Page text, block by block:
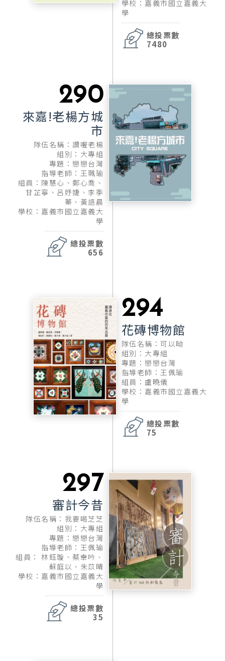
學校：嘉義市國立嘉義大
學
總投票數
7480
290
來嘉!老楊方城
市
隊伍名稱：讚喔老楊
組別：大專組
專題：戀戀台灣
指導老師：王珮瑜
組員：陳慧心、鄭心喬、
甘芷寧、呂妤婕、李季
蓁、黃語晨
學校：嘉義市國立嘉義大
學
總投票數
656
294
花磚博物館
隊伍名稱：可以呦
組別：大專組
專題：戀戀台灣
指導老師：王佩瑜
組員：盧曉儀
學校：嘉義市國立嘉義大
學
總投票數
75
297
審計今昔
隊伍名稱：我要喝芝芝
組別：大專組
專題：戀戀台灣
指導老師：王佩瑜
組員： 林鈺璇、蔡幸吟、
蘇庭以、朱苡晴
學校：嘉義市國立嘉義大
學
總投票數
35